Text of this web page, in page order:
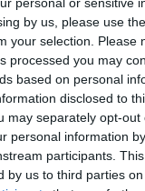
by us, please use
your selection. Please
processed you may
based on personal
disclosed to
may separately opt-
personal information
participants.
by us to third parties
δεν είναι
από τα
και βλέπεις
το άτομο στο
συνέχεια.
και να